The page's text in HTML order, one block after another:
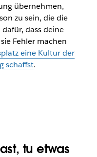
übernehmen,
zu sein, die die
dass deine
Fehler machen
eine Kultur der
schaffst.
tu etwas